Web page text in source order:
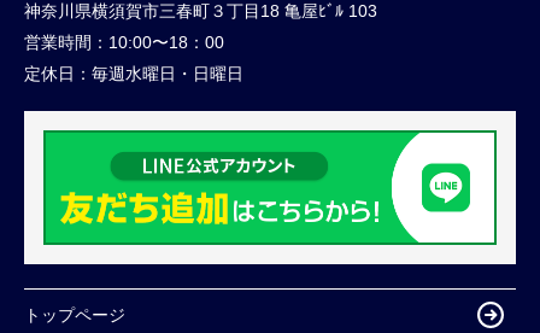
神奈川県横須賀市三春町３丁目18 亀屋ﾋﾞﾙ 103
営業時間： 10:00〜18：00
定休日： 毎週水曜日・日曜日
トップページ